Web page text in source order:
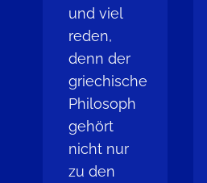
und viel
reden,
denn der
griechische
Philosoph
gehört
nicht nur
zu den